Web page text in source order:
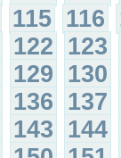
115 116
122 123
129 130
136 137
143 144